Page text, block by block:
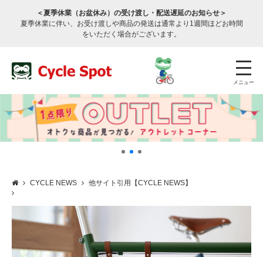
＜夏季休業（お盆休み）の受け渡し・配送遅延のお知らせ＞
夏季休業に伴い、お受け渡しや商品の発送は通常より1週間ほどお時間
をいただく場合がございます。
メニュー
サービスのご案内
CYCLE NEWS 他サイト引用【CYCLE NEWS】